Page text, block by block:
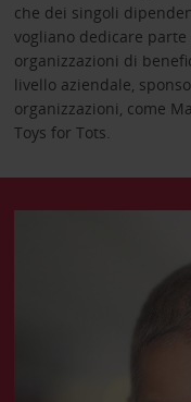
che dei singoli
vogliano dedicare
organizzazioni di
livello aziendale,
organizzazioni, come
Toys for Tots.